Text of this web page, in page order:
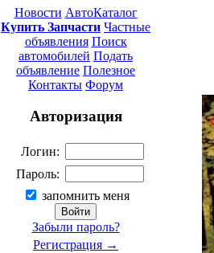
Новости АвтоКаталог
Купить Запчасти Частные
объявления Поиск
автомобилей Подать
объявление Полезное
Контакты Форум
Авторизация
Логин:
Пароль:
запомнить меня
Забыли пароль?
Регистрация →